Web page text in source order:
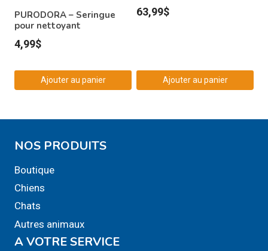
PURODORA – Seringue
pour nettoyant
4,99$
Ajouter au panier
63,99$
Ajouter au panier
NOS PRODUITS
Boutique
Chiens
Chats
Autres animaux
A VOTRE SERVICE